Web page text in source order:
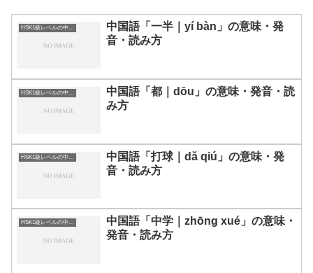
中国語「一半｜yí bàn」の意味・発
音・読み方
中国語「都｜dōu」の意味・発音・読
み方
HSK1級レベルの中国語
中国語「打球｜dǎ qiú」の意味・発
音・読み方
HSK1級レベルの中国語
中国語「中学｜zhōng xué」の意味・
発音・読み方